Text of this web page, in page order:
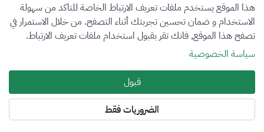
فرع التقييم
اختر
نوع العضوية
طالب منتسب
المنطقة
هذا الموقع يستخدم ملفات تعريف الارتباط الخاصة للتاكد من سهولة
الاستخدام و ضمان تحسين تجربتك أثناء التصفح. من خلال الاستمرار في
تصفح هذا الموقع, فانك تقر بقبول استخدام ملفات تعريف الارتباط.
سياسة الخصوصية
قبول
الضروريات فقط